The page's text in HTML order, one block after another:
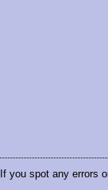
If you spot any errors